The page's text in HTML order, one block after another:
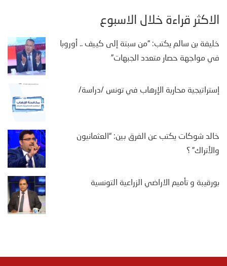
الأكثر قراءة خلال الأسبوع
خليفة بن سالم يكتب: “من سبتة إلى كييف .. أوروبا
في مواجهة حصار متعدد الجبهات”
إستراتيجية محاربة الإرهاب في تونس /دراسة/
خالد شوكات يكتب عن الفرق بين: “العثمانيون
والأتراك” ؟
بورقيبة و تأميم الاراضي الزراعية التونسية